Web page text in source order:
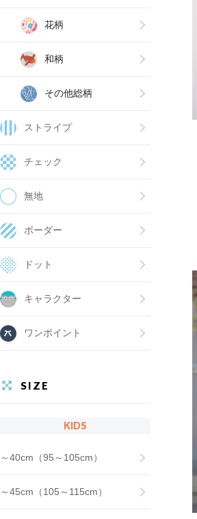
花柄
和柄
その他総柄
ストライプ
チェック
無地
ボーダー
ドット
キャラクター
ワンポイント
SIZE
KIDS
～40cm（95～105cm）
～45cm（105～115cm）